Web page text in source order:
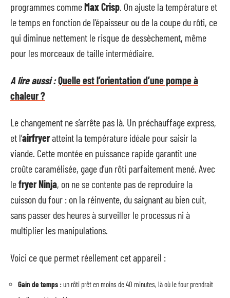
programmes commeMax Crisp. On ajuste la température et
le temps en fonction de l’épaisseur ou de la coupe du rôti, ce
qui diminue nettement le risque de dessèchement, même
pour les morceaux de taille intermédiaire.
A lire aussi :Quelle est l’orientation d’une pompe à
chaleur ?
Le changement ne s’arrête pas là. Un préchauffage express,
et l’airfryeratteint la température idéale pour saisir la
viande. Cette montée en puissance rapide garantit une
croûte caramélisée, gage d’un rôti parfaitement mené. Avec
lefryer Ninja, on ne se contente pas de reproduire la
cuisson du four : on la réinvente, du saignant au bien cuit,
sans passer des heures à surveiller le processus ni à
multiplier les manipulations.
Voici ce que permet réellement cet appareil :
Gain de temps :un rôti prêt en moins de 40 minutes, là où le four prendrait